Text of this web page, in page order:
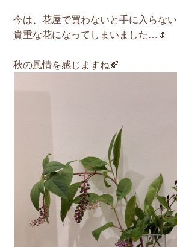
今は、花屋で買わないと手に入らない
貴重な花になってしまいました…🌷
秋の風情を感じますね🍂